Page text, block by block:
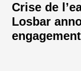
Crise de
Losbar